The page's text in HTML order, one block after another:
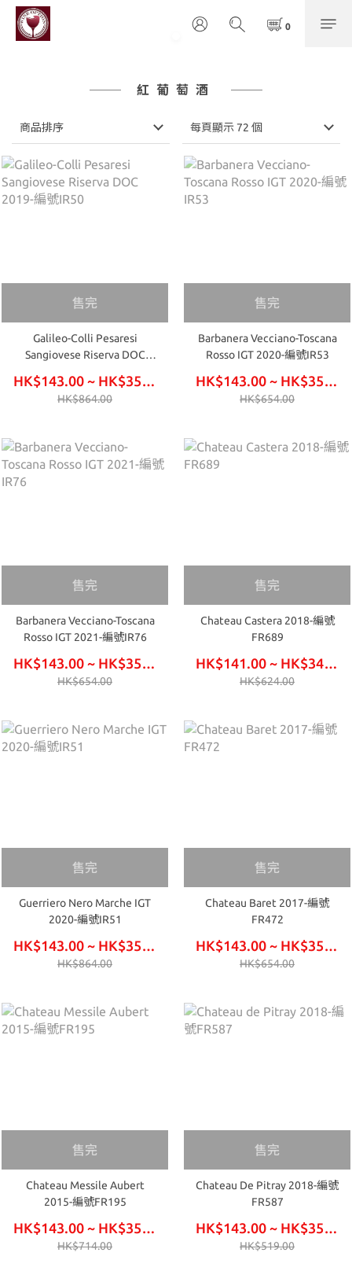
紅葡萄酒
商品排序 每頁顯示 72 個
售完
Galileo-Colli Pesaresi
Sangiovese Riserva DOC
HK$143.00 ~ HK$354.00
HK$864.00
售完
Barbanera Vecciano-Toscana
Rosso IGT 2020-編號IR53
HK$143.00 ~ HK$354.00
HK$654.00
售完
Barbanera Vecciano-Toscana
Rosso IGT 2021-編號IR76
HK$143.00 ~ HK$354.00
HK$654.00
售完
Chateau Castera 2018-編號
FR689
HK$141.00 ~ HK$348.00
HK$624.00
售完
Guerriero Nero Marche IGT
2020-編號IR51
HK$143.00 ~ HK$354.00
HK$864.00
售完
Chateau Baret 2017-編號
FR472
HK$143.00 ~ HK$354.00
HK$654.00
售完
Chateau Messile Aubert
2015-編號FR195
HK$143.00 ~ HK$354.00
HK$714.00
售完
Chateau De Pitray 2018-編號
FR587
HK$143.00 ~ HK$354.00
HK$519.00